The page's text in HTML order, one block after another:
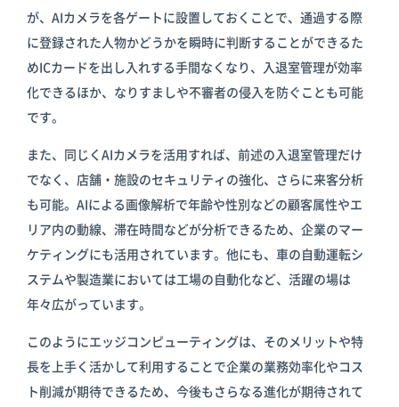
が、AIカメラを各ゲートに設置しておくことで、通過する際
に登録された人物かどうかを瞬時に判断することができるた
めICカードを出し入れする手間なくなり、入退室管理が効率
化できるほか、なりすましや不審者の侵入を防ぐことも可能
です。
また、同じくAIカメラを活用すれば、前述の入退室管理だけ
でなく、店舗・施設のセキュリティの強化、さらに来客分析
も可能。AIによる画像解析で年齢や性別などの顧客属性やエ
リア内の動線、滞在時間などが分析できるため、企業のマー
ケティングにも活用されています。他にも、車の自動運転シ
ステムや製造業においては工場の自動化など、活躍の場は
年々広がっています。
このようにエッジコンピューティングは、そのメリットや特
長を上手く活かして利用することで企業の業務効率化やコス
ト削減が期待できるため、今後もさらなる進化が期待されて